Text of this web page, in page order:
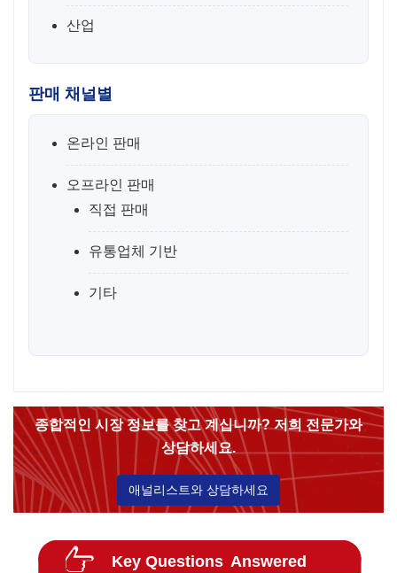
산업
판매 채널별
온라인 판매
오프라인 판매
직접 판매
유통업체 기반
기타
종합적인 시장 정보를 찾고 계십니까? 저희 전문가와
상담하세요.
애널리스트와 상담하세요